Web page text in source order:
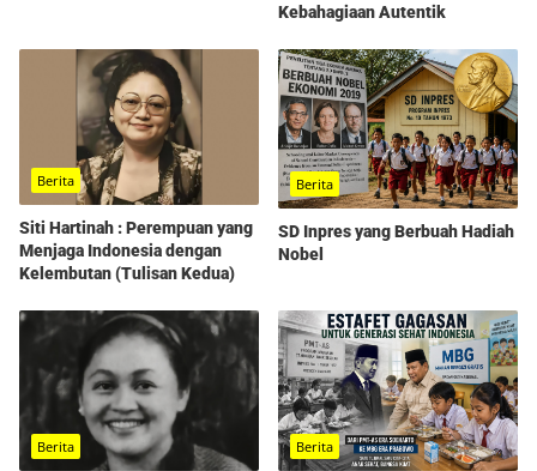
Kebahagiaan Autentik
Berita
Siti Hartinah : Perempuan yang
Menjaga Indonesia dengan
Kelembutan (Tulisan Kedua)
Berita
SD Inpres yang Berbuah Hadiah
Nobel
Berita Berita